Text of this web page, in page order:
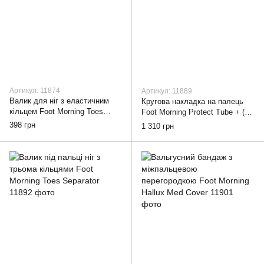
Артикул: 11874
Валик для ніг з еластичним
кільцем Foot Morning Toes
Support
398 грн
Артикул: 11889
Кругова накладка на палець
Foot Morning Protect Tube + (13
подушечок)
1 310 грн